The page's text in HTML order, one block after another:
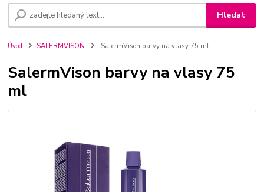
Hledat
Úvod SALERMVISON SalermVison barvy na vlasy 75 ml
SalermVison barvy na vlasy 75
ml